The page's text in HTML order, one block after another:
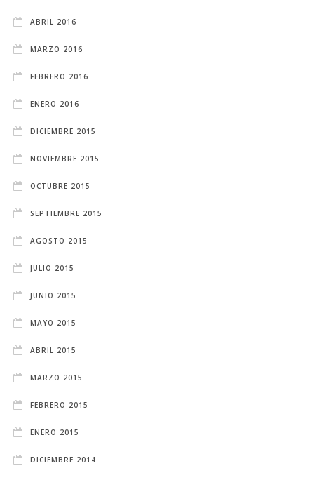
ABRIL 2016
MARZO 2016
FEBRERO 2016
ENERO 2016
DICIEMBRE 2015
NOVIEMBRE 2015
OCTUBRE 2015
SEPTIEMBRE 2015
AGOSTO 2015
JULIO 2015
JUNIO 2015
MAYO 2015
ABRIL 2015
MARZO 2015
FEBRERO 2015
ENERO 2015
DICIEMBRE 2014